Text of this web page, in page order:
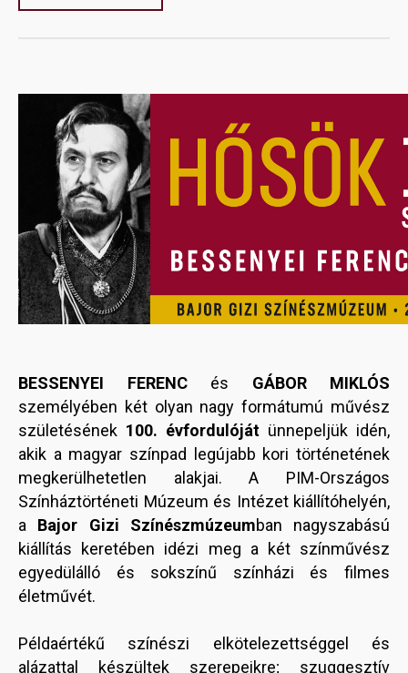
BESSENYEI FERENCés GÁBOR MIKLÓS
személyében két olyan nagy formátumú művész
születésének 100. évfordulóját ünnepeljük idén,
akik a magyar színpad legújabb kori történetének
megkerülhetetlen alakjai. A PIM-Országos
Színháztörténeti Múzeum és Intézet kiállítóhelyén,
a Bajor Gizi Színészmúzeumban nagyszabású
kiállítás keretében idézi meg a két színművész
egyedülálló és sokszínű színházi és filmes
életművét.
Példaértékű színészi elkötelezettséggel és
alázattal készültek szerepeikre; szuggesztív